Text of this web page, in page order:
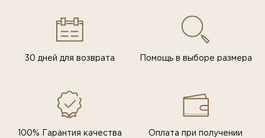
30 дней для возврата Помощь в выборе размера
100% Гарантия качества Оплата при получении